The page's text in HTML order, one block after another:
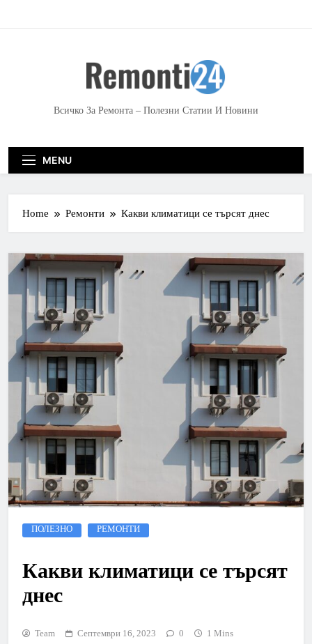
e
Всичко За Ремонта – Полезни Статии И Новини
MENU
Home Ремонти Какви климатици се търсят днес
ПОЛЕЗНО РЕМОНТИ
Какви климатици се търсят
днес
Team Септември 16, 2023 0 1 Mins